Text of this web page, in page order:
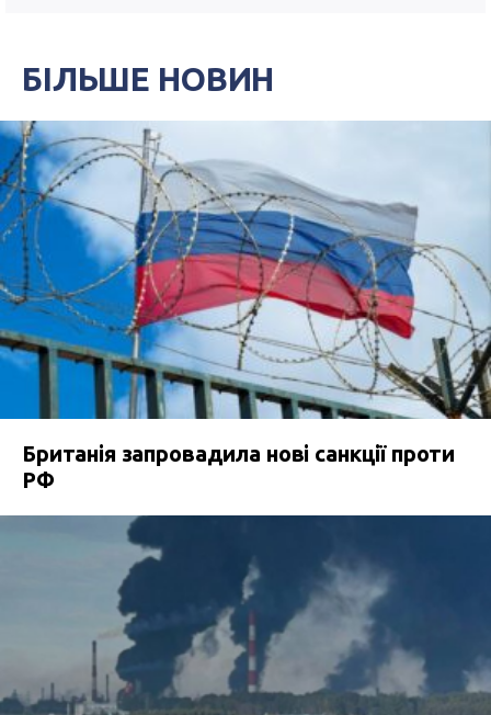
БІЛЬШЕ НОВИН
Британія запровадила нові санкції проти
РФ